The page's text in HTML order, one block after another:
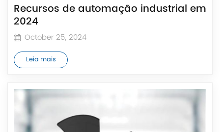
Recursos de automação industrial em
2024
October 25, 2024
Leia mais